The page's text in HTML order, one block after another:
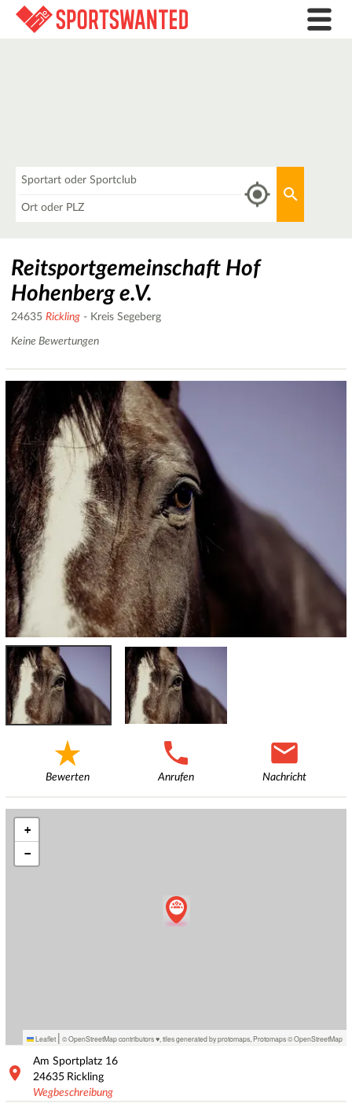
Reitsportgemeinschaft Hof
Hohenberg e.V.
24635 Rickling - Kreis Segeberg
Keine Bewertungen
Bewerten Anrufen Nachricht
+
−
Leaflet | © OpenStreetMap contributors ♥, tiles generated by protomaps Protomaps©OpenStreetMap
Am Sportplatz 16
24635 Rickling
Wegbeschreibung